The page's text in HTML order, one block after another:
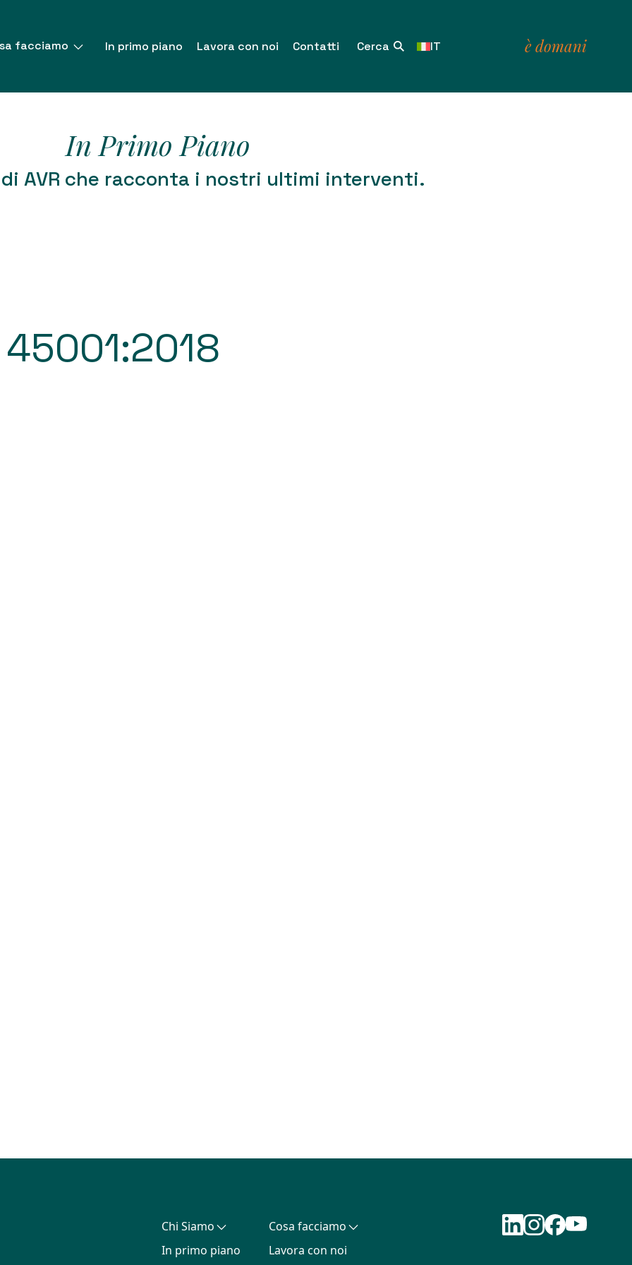
facciamo In primo piano Lavora con noi Contatti IT è domani
In Primo Piano
AVR che racconta i nostri ultimi interventi.
45001:2018
Chi Siamo
In primo piano
Cosa facciamo
Lavora con noi